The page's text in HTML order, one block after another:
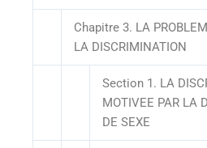
Chapitre 3. LA
LA DISCRIMINATION
Section 1. LA
MOTIVEE PAR LA
DE SEXE